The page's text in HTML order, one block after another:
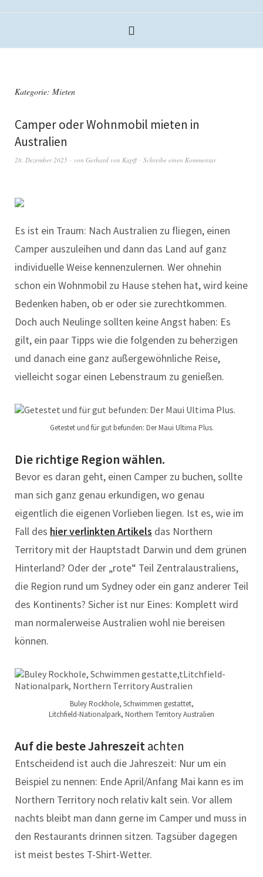
Kategorie: Mieten
Camper oder Wohnmobil mieten in
Australien
28. Dezember 2025 von Gerhard von Kapff Schreibe einen Kommentar
Es ist ein Traum: Nach Australien zu fliegen, einen
Camper auszuleihen und dann das Land auf ganz
individuelle Weise kennenzulernen. Wer ohnehin
schon ein Wohnmobil zu Hause stehen hat, wird keine
Bedenken haben, ob er oder sie zurechtkommen.
Doch auch Neulinge sollten keine Angst haben: Es
gilt, ein paar Tipps wie die folgenden zu beherzigen
und danach eine ganz außergewöhnliche Reise,
vielleicht sogar einen Lebenstraum zu genießen.
Getestet und für gut befunden: Der Maui Ultima Plus.
Die richtige Region wählen.
Bevor es daran geht, einen Camper zu buchen, sollte
man sich ganz genau erkundigen, wo genau
eigentlich die eigenen Vorlieben liegen. Ist es, wie im
Fall des hier verlinkten Artikels das Northern
Territory mit der Hauptstadt Darwin und dem grünen
Hinterland? Oder der „rote“ Teil Zentralaustraliens,
die Region rund um Sydney oder ein ganz anderer Teil
des Kontinents? Sicher ist nur Eines: Komplett wird
man normalerweise Australien wohl nie bereisen
können.
Buley Rockhole, Schwimmen gestattet,
Litchfield-Nationalpark, Northern Territory Australien
Auf die beste Jahreszeitachten
Entscheidend ist auch die Jahreszeit: Nur um ein
Beispiel zu nennen: Ende April/Anfang Mai kann es im
Northern Territory noch relativ kalt sein. Vor allem
nachts bleibt man dann gerne im Camper und muss in
den Restaurants drinnen sitzen. Tagsüber dagegen
ist meist bestes T-Shirt-Wetter.